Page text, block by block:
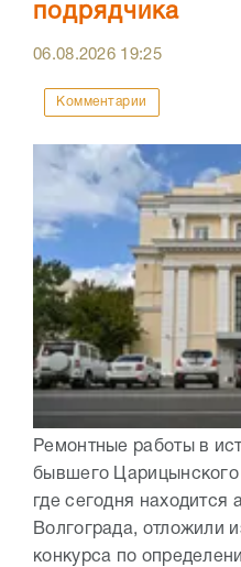
подрядчика
06.08.2026 19:25
Комментарии
Ремонтные работы в
бывшего Царицынского
где сегодня находится
Волгограда, отложили
конкурса по